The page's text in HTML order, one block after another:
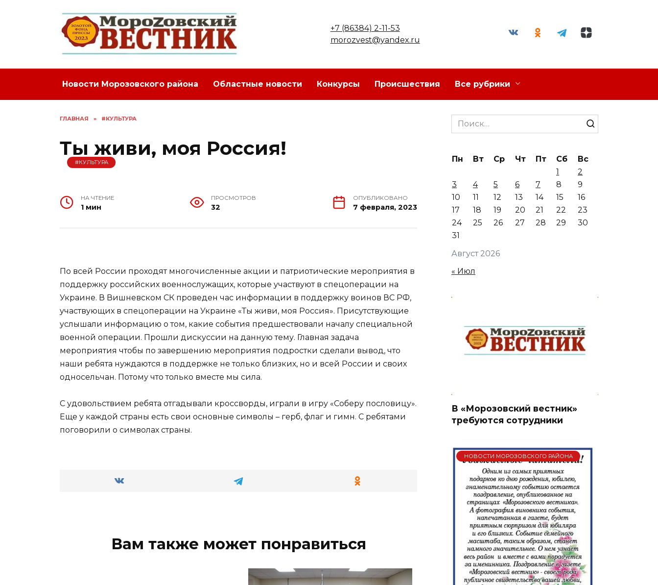
+7 (86384) 2-11-53
morozvest@yandex.ru
Новости Морозовского района Областные новости Конкурсы Происшествия Все рубрики
ГЛАВНАЯ » #КУЛЬТУРА
Ты живи, моя Россия!
#КУЛЬТУРА
НА ЧТЕНИЕ
1 мин
ПРОСМОТРОВ
32
ОПУБЛИКОВАНО
7 февраля, 2023
По всей России проходят многочисленные акции и патриотические мероприятия в
поддержку российских военнослужащих, которые участвуют в спецоперации на
Украине. В Вишневском СК проведен час информации в поддержку воинов ВС РФ,
участвующих в спецоперации на Украине «Ты живи, моя Россия». Присутствующие
услышали информацию о том, какие события предшествовали началу специальной
военной операции. Прошли дискуссии на данную тему. Главная задача
мероприятия чтобы по завершению мероприятия подростки сделали вывод, что
наши ребята нуждаются в поддержке не только близких, но и всей России и своих
односельчан. Потому что только вместе мы сила.
С удовольствием ребята отгадывали кроссворды, играли в игру «Соберу пословицу».
Еще у каждой страны есть свои основные символы – герб, флаг и гимн. С ребятами
поговорили о символах страны.
Вам также может понравиться
Search
for:
Август 2026
Пн Вт Ср Чт Пт Сб
Вс
1
2
3
4 5 6 7 8
9
10
11 12 13 14 15
16
17
18 19 20 21 22
23
24
25 26 27 28 29
30
31
« Июл
В «Морозовский вестник»
требуются сотрудники
НОВОСТИ МОРОЗОВСКОГО РАЙОНА